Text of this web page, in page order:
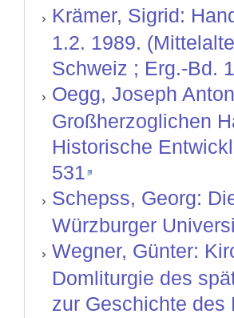
Krämer, Sigrid:
1.2. 1989.
Schweiz ; Erg.-Bd.
Oegg, Joseph
Großherzoglichen
Historische
531
Schepss, Georg:
Würzburger
Wegner, Günter:
Domliturgie des
zur Geschichte des